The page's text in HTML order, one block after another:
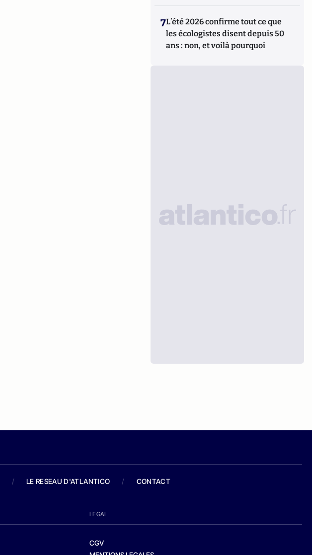
7L’été 2026 confirme tout ce que
les écologistes disent depuis 50
ans : non, et voilà pourquoi
/ LE RESEAU D'ATLANTICO / CONTACT
LEGAL
CGV